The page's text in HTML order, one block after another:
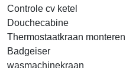
Controle cv ketel
Douchecabine
Thermostaatkraan monteren
Badgeiser
wasmachinekraan